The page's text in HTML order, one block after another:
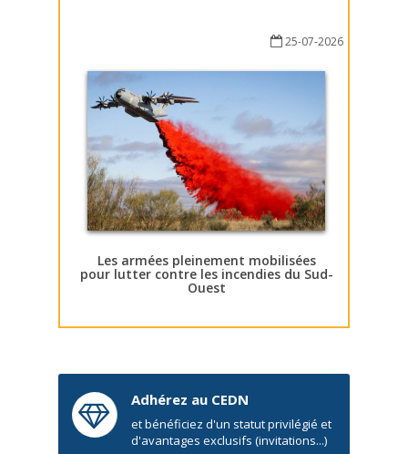
25-07-2026
Les armées pleinement mobilisées
pour lutter contre les incendies du Sud-
Ouest
Adhérez au CEDN
et bénéficiez d'un statut privilégié et
d'avantages exclusifs (invitations...)